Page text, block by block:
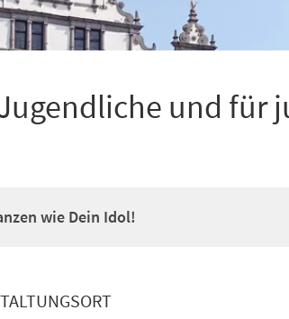
und für
wie Dein Idol!